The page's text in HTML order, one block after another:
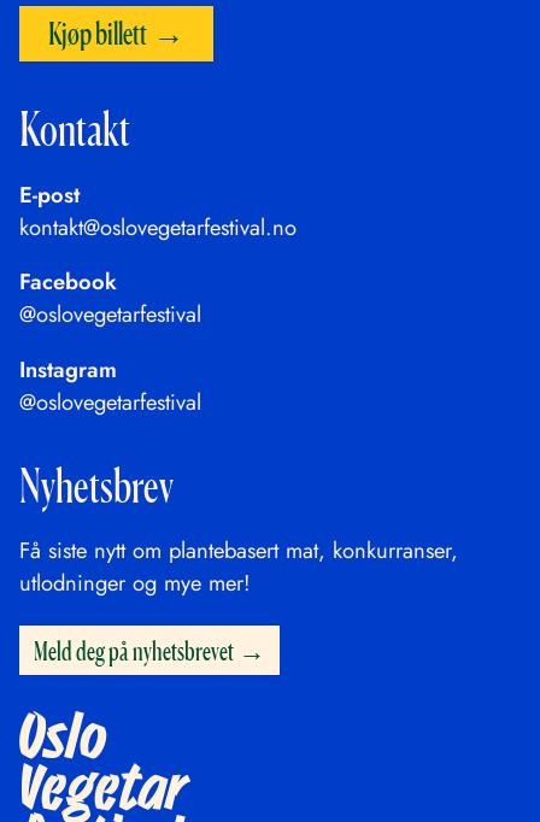
Kjøp billett
Kontakt
E-post
kontakt@oslovegetarfestival.no
Facebook
@oslovegetarfestival
Instagram
@oslovegetarfestival
Nyhetsbrev
Få siste nytt om plantebasert mat, konkurranser,
utlodninger og mye mer!
Meld deg på nyhetsbrevet
Oslo
Vegetar